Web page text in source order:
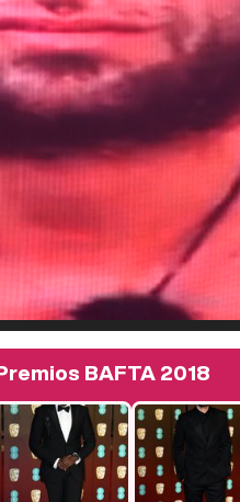
BAFTA 2018